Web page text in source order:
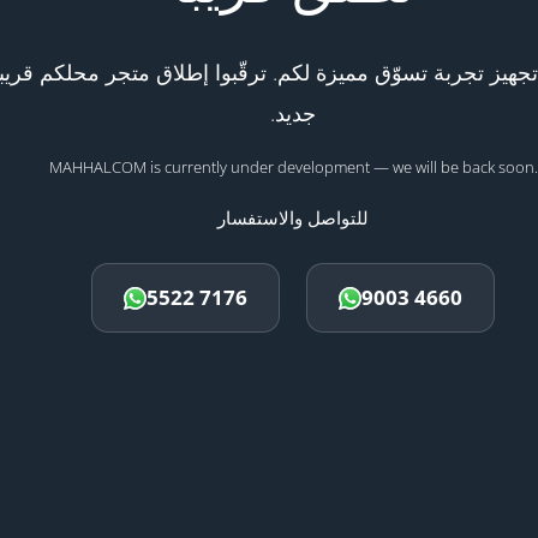
تجربة تسوّق مميزة لكم. ترقّبوا إطلاق متجر محلكم
جديد.
MAHHALCOM is currently under development — we will be back soon.
للتواصل والاستفسار
5522 7176 9003 4660